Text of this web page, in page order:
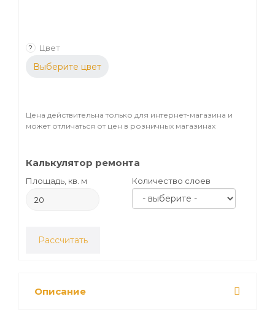
? Цвет
Выберите цвет
Цена действительна только для интернет-магазина и
может отличаться от цен в розничных магазинах
Калькулятор ремонта
Площадь, кв. м Количество слоев
Рассчитать
Описание